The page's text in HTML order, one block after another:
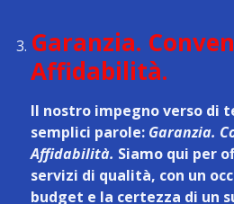
Garanzia.
Affidabilità.
Il nostro impegno verso di
semplici parole: Garanzia.
Affidabilità. Siamo qui per
servizi di qualità, con un
budget e la certezza di un